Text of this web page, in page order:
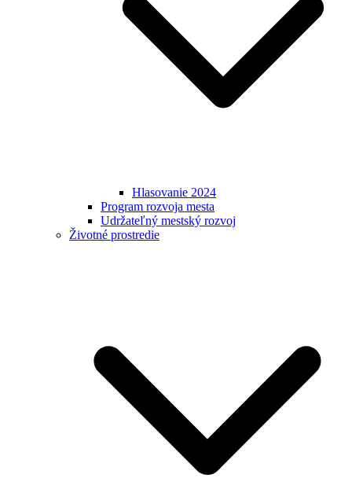
Hlasovanie 2024
Program rozvoja mesta
Udržateľný mestský rozvoj
Životné prostredie